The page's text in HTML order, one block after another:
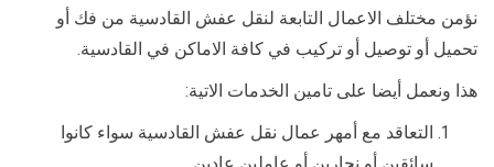
نؤمن مختلف الاعمال التابعة لنقل عفش القادسية من فك أو
تحميل أو توصيل أو تركيب في كافة الاماكن في القادسية.
هذا ونعمل أيضا على تامين الخدمات الاتية:
التعاقد مع أمهر عمال نقل عفش القادسية سواء كانوا